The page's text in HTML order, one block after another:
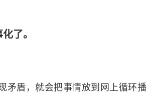
了。
矛盾，就会把事情放到网上循环播